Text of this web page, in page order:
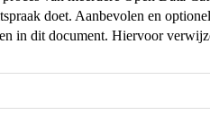
doet. Aanbevolen en
in dit document. Hiervoor